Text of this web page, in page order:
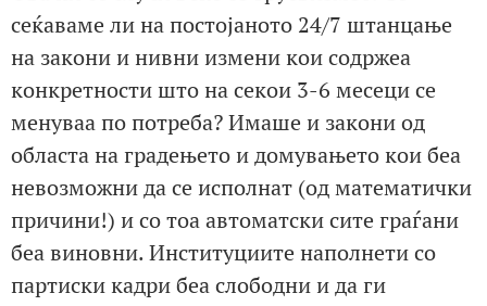
сеќаваме ли на постојаното 24/7 штанцање
на закони и нивни измени кои содржеа
конкретности што на секои 3-6 месеци се
менуваа по потреба? Имаше и закони од
областа на градењето и домувањето кои беа
невозможни да се исполнат (од математички
причини!) и со тоа автоматски сите граѓани
беа виновни. Институциите наполнети со
партиски кадри беа слободни и да ги